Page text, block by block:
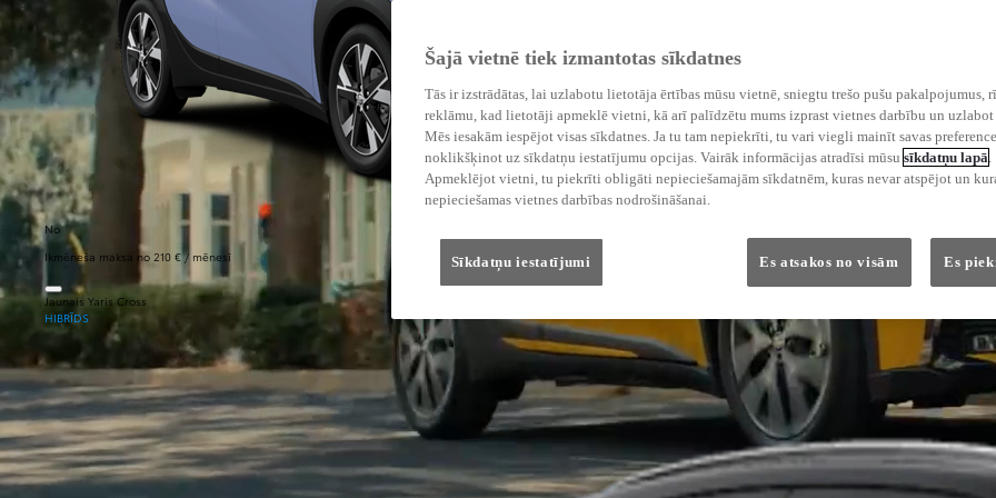
No
Ikmēneša maksa no 210 € / mēnesī
Jaunais Yaris Cross
HIBRĪDS
Šajā vietnē tiek izmantotas sīkdatnes
Tās ir izstrādātas, lai uzlabotu lietotāja ērtības mūsu vietnē, sniegtu trešo pušu pakalpojumus,
reklāmu, kad lietotāji apmeklē vietni, kā arī palīdzētu mums izprast vietnes darbību un uzlabot
Mēs iesakām iespējot visas sīkdatnes. Ja tu tam nepiekrīti, tu vari viegli mainīt savas
noklikšķinot uz sīkdatņu iestatījumu opcijas. Vairāk informācijas atradīsi mūsu sīkdatņu lapā.
Apmeklējot vietni, tu piekrīti obligāti nepieciešamajām sīkdatnēm, kuras nevar atspējot un
nepieciešamas vietnes darbības nodrošināšanai.
Sīkdatņu iestatījumi Es atsakos no visām Es